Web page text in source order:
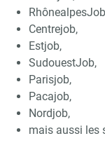
Centrejob,
Estjob,
SudouestJob,
Parisjob,
Pacajob,
Nordjob,
mais aussi les